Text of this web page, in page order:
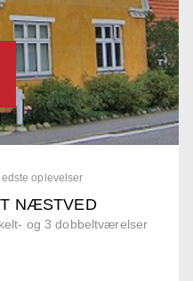
oplevelser
NÆSTVED
og 3 dobbeltværelser